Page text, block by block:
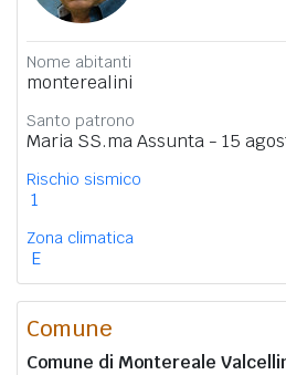
Nome abitanti
monterealini
Santo patrono
Maria SS.ma Assunta - 15
Rischio sismico
1
Zona climatica
E
Comune
Comune di Montereale